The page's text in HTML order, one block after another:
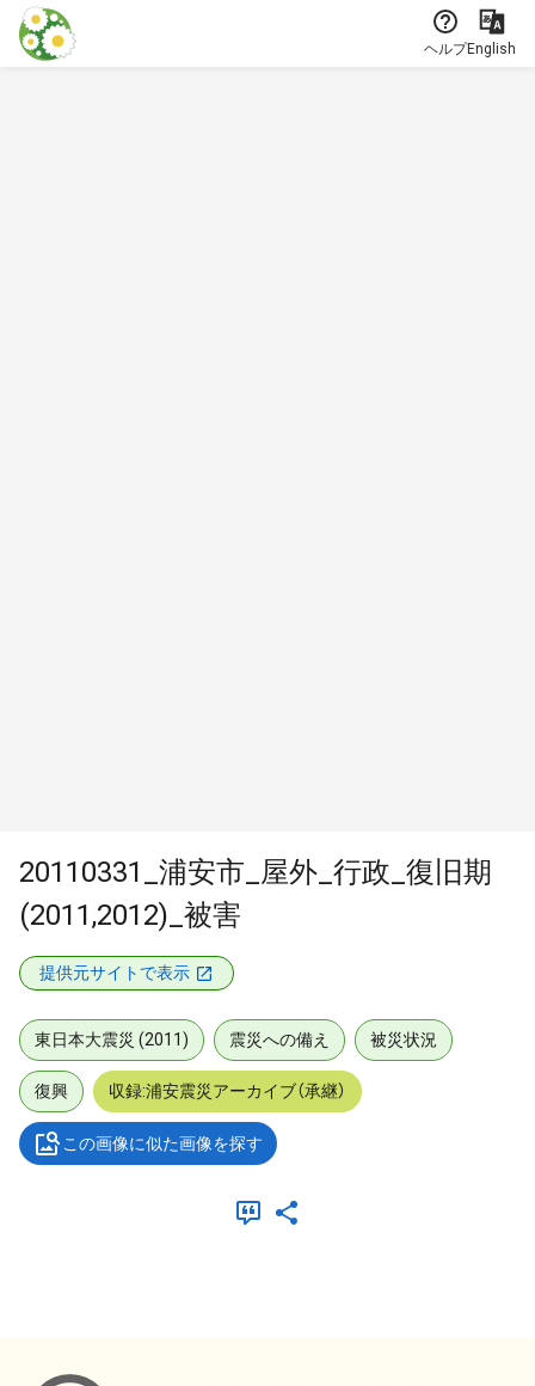
本文に飛ぶ
ヘルプEnglish
20110331_浦安市_屋外_行政_復旧期
(2011,2012)_被害
提供元サイトで表示
東日本大震災 (2011) 震災への備え 被災状況
復興 収録:浦安震災アーカイブ（承継）
この画像に似た画像を探す